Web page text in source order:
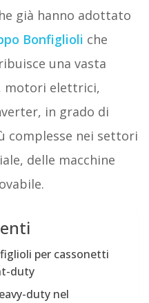
già hanno adottato
Bonfiglioli che
una vasta
motori elettrici,
in grado di
complesse nei settori
delle macchine
per cassonetti
duty
duty nel